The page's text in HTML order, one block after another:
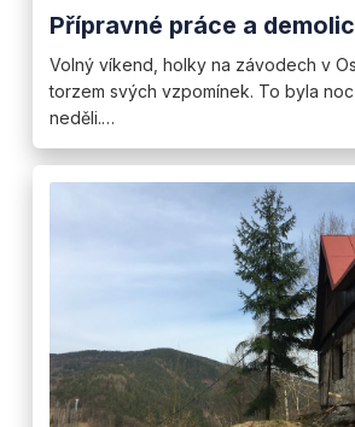
Přípravné práce a
Volný víkend, holky na závodech v
torzem svých vzpomínek. To byla
neděli.…